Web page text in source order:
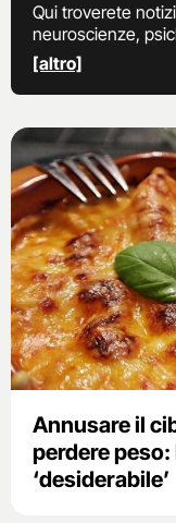
Qui troverete
neuroscienze,
esperti e le ultime
e malattie del
quelli neurologici.
[altro]
Annusare il
perdere
‘desiderabile’